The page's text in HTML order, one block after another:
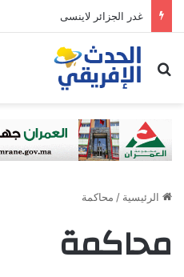
غدر الجزائر لاينسى
ابحث عن
الرئيسية / محاكمة
محاكمة